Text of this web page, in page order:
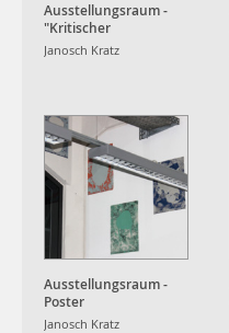
Ausstellungsraum -
"Kritischer
Journalismus"
Janosch Kratz
Ausstellungsraum -
Poster
Janosch Kratz